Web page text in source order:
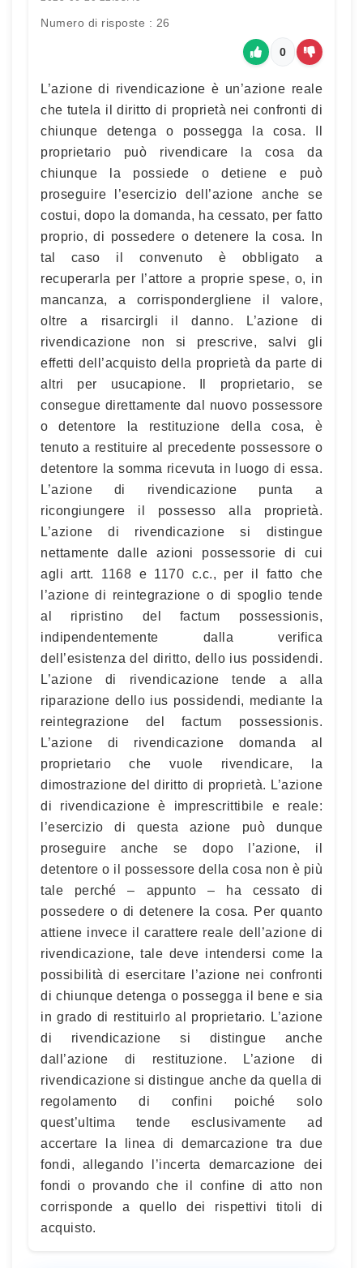
Numero di risposte : 26
0
L’azione di rivendicazione è un’azione reale
che tutela il diritto di proprietà nei confronti di
chiunque detenga o possegga la cosa. Il
proprietario può rivendicare la cosa da
chiunque la possiede o detiene e può
proseguire l’esercizio dell’azione anche se
costui, dopo la domanda, ha cessato, per fatto
proprio, di possedere o detenere la cosa. In
tal caso il convenuto è obbligato a
recuperarla per l’attore a proprie spese, o, in
mancanza, a corrispondergliene il valore,
oltre a risarcirgli il danno. L’azione di
rivendicazione non si prescrive, salvi gli
effetti dell’acquisto della proprietà da parte di
altri per usucapione. Il proprietario, se
consegue direttamente dal nuovo possessore
o detentore la restituzione della cosa, è
tenuto a restituire al precedente possessore o
detentore la somma ricevuta in luogo di essa.
L’azione di rivendicazione punta a
ricongiungere il possesso alla proprietà.
L’azione di rivendicazione si distingue
nettamente dalle azioni possessorie di cui
agli artt. 1168 e 1170 c.c., per il fatto che
l’azione di reintegrazione o di spoglio tende
al ripristino del factum possessionis,
indipendentemente dalla verifica
dell’esistenza del diritto, dello ius possidendi.
L’azione di rivendicazione tende a alla
riparazione dello ius possidendi, mediante la
reintegrazione del factum possessionis.
L’azione di rivendicazione domanda al
proprietario che vuole rivendicare, la
dimostrazione del diritto di proprietà. L’azione
di rivendicazione è imprescrittibile e reale:
l’esercizio di questa azione può dunque
proseguire anche se dopo l’azione, il
detentore o il possessore della cosa non è più
tale perché – appunto – ha cessato di
possedere o di detenere la cosa. Per quanto
attiene invece il carattere reale dell’azione di
rivendicazione, tale deve intendersi come la
possibilità di esercitare l’azione nei confronti
di chiunque detenga o possegga il bene e sia
in grado di restituirlo al proprietario. L’azione
di rivendicazione si distingue anche
dall’azione di restituzione. L’azione di
rivendicazione si distingue anche da quella di
regolamento di confini poiché solo
quest’ultima tende esclusivamente ad
accertare la linea di demarcazione tra due
fondi, allegando l’incerta demarcazione dei
fondi o provando che il confine di atto non
corrisponde a quello dei rispettivi titoli di
acquisto.